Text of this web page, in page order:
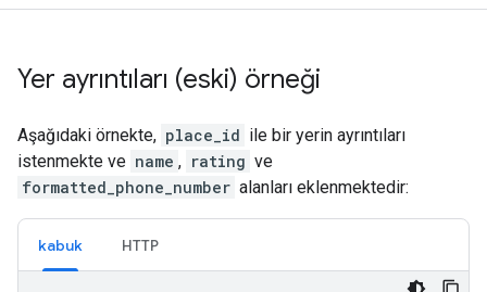
Yer ayrıntıları (eski) örneği
Aşağıdaki örnekte, place_id ile bir yerin ayrıntıları
istenmekte ve name , rating ve
formatted_phone_number alanları eklenmektedir:
kabuk HTTP